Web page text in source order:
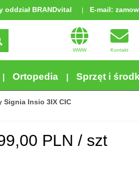
oddział BRANDvital E-mail:
WWW Kontakt
Ortopedia Sprzęt i
Signia Insio 3IX CIC
PLN / szt